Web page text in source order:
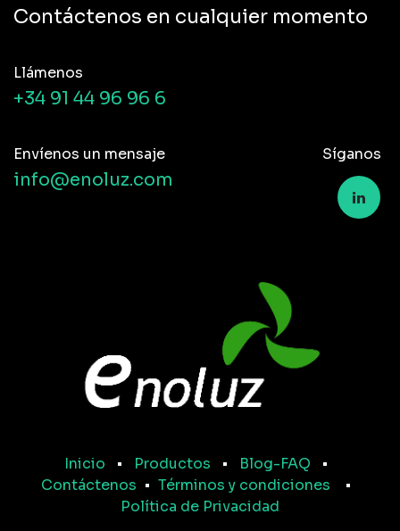
Contáctenos en cualquier momento
Llámenos
+34 91 44 96 96 6
Envíenos un mensaje
info@enoluz.com
Síganos
Inicio • Productos • Blog-FAQ
•
Contáctenos • Términos y condiciones
•
Política de Privacidad